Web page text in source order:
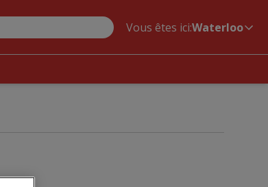
Vous êtes ici:Waterloo